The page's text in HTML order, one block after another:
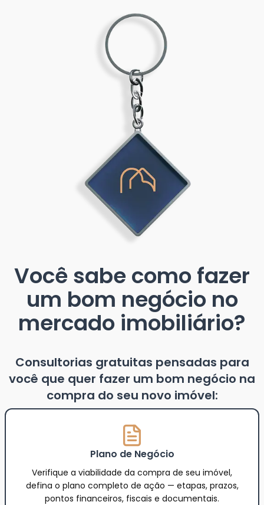
Você sabe como fazer
um bom negócio no
mercado imobiliário?
Consultorias gratuitas pensadas para
você que quer fazer um bom negócio na
compra do seu novo imóvel:
Plano de Negócio
Verifique a viabilidade da compra de seu imóvel,
defina o plano completo de ação — etapas, prazos,
pontos financeiros, fiscais e documentais.